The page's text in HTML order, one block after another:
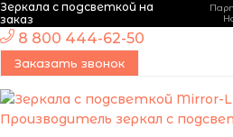
Зеркала с подсветкой на
заказ
Производитель зеркал с
8 800 444-62-50
Заказать звонок
ЭТО ЗЕРКАЛО МЫ
МОЖЕМ ИЗГОТОВИТЬ
ПО ВАШИМ
-